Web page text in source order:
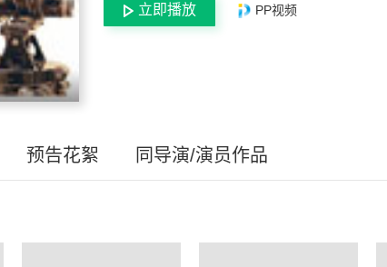
立即播放 PP视频
预告花絮 同导演/演员作品